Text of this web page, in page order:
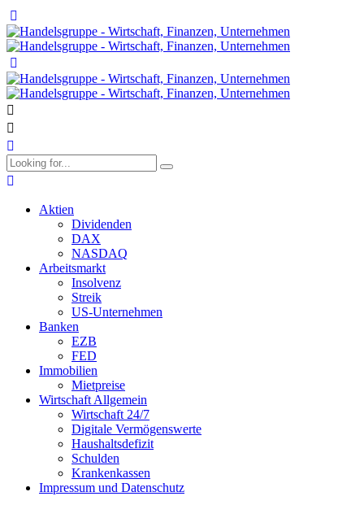
Aktien
Dividenden
DAX
NASDAQ
Arbeitsmarkt
Insolvenz
Streik
US-Unternehmen
Banken
EZB
FED
Immobilien
Mietpreise
Wirtschaft Allgemein
Wirtschaft 24/7
Digitale Vermögenswerte
Haushaltsdefizit
Schulden
Krankenkassen
Impressum und Datenschutz